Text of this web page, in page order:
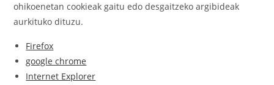
ohikoenetan cookieak gaitu edo desgaitzeko argibideak
aurkituko dituzu.
Firefox
google chrome
Internet Explorer